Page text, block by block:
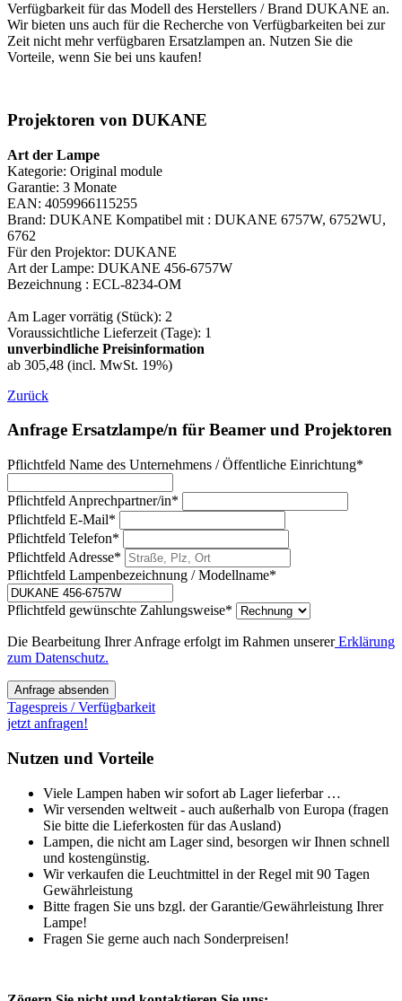
Verfügbarkeit für das Modell des Herstellers / Brand DUKANE an.
Wir bieten uns auch für die Recherche von Verfügbarkeiten bei zur
Zeit nicht mehr verfügbaren Ersatzlampen an. Nutzen Sie die
Vorteile, wenn Sie bei uns kaufen!
Projektoren von DUKANE
Art der Lampe
Kategorie: Original module
Garantie: 3 Monate
EAN: 4059966115255
Brand: DUKANE Kompatibel mit : DUKANE 6757W, 6752WU,
6762
Für den Projektor: DUKANE
Art der Lampe: DUKANE 456-6757W
Bezeichnung : ECL-8234-OM
Am Lager vorrätig (Stück): 2
Voraussichtliche Lieferzeit (Tage): 1
unverbindliche Preisinformation
ab 305,48 (incl. MwSt. 19%)
Zurück
Anfrage Ersatzlampe/n für Beamer und Projektoren
Pflichtfeld Name des Unternehmens / Öffentliche Einrichtung*
Pflichtfeld Anprechpartner/in*
Pflichtfeld E-Mail*
Pflichtfeld Telefon*
Pflichtfeld Adresse*
Pflichtfeld Lampenbezeichnung / Modellname*
Pflichtfeld gewünschte Zahlungsweise*
Die Bearbeitung Ihrer Anfrage erfolgt im Rahmen unsererErklärung
zum Datenschutz.
Anfrage absenden
Tagespreis / Verfügbarkeit
jetzt anfragen!
Nutzen und Vorteile
Viele Lampen haben wir sofort ab Lager lieferbar …
Wir versenden weltweit - auch außerhalb von Europa (fragen
Sie bitte die Lieferkosten für das Ausland)
Lampen, die nicht am Lager sind, besorgen wir Ihnen schnell
und kostengünstig.
Wir verkaufen die Leuchtmittel in der Regel mit 90 Tagen
Gewährleistung
Bitte fragen Sie uns bzgl. der Garantie/Gewährleistung Ihrer
Lampe!
Fragen Sie gerne auch nach Sonderpreisen!